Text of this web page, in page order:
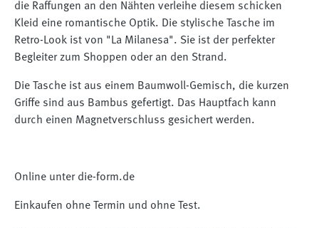
die Raffungen an den Nähten verleihe diesem schicken
Kleid eine romantische Optik. Die stylische Tasche im
Retro-Look ist von "La Milanesa". Sie ist der perfekter
Begleiter zum Shoppen oder an den Strand.
Die Tasche ist aus einem Baumwoll-Gemisch, die kurzen
Griffe sind aus Bambus gefertigt. Das Hauptfach kann
durch einen Magnetverschluss gesichert werden.
Online unter die-form.de
Einkaufen ohne Termin und ohne Test.